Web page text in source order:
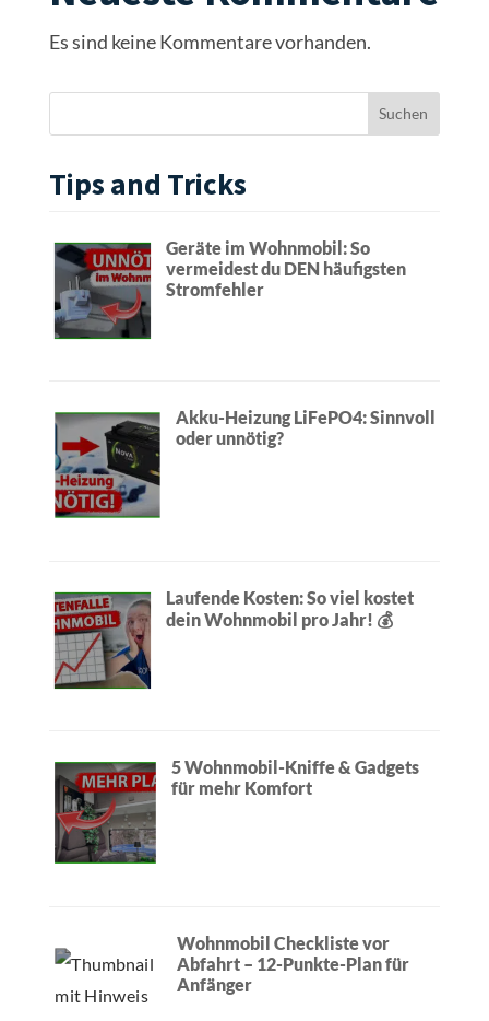
Es sind keine Kommentare vorhanden.
Tips and Tricks
Geräte im Wohnmobil: So
vermeidest du DEN häufigsten
Stromfehler
Akku-Heizung LiFePO4: Sinnvoll
oder unnötig?
Laufende Kosten: So viel kostet
dein Wohnmobil pro Jahr! 💰
5 Wohnmobil-Kniffe & Gadgets
für mehr Komfort
Wohnmobil Checkliste vor
Abfahrt – 12-Punkte-Plan für
Anfänger